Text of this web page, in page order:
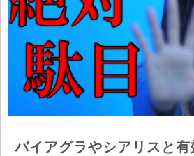
バイアグラやシアリスと有